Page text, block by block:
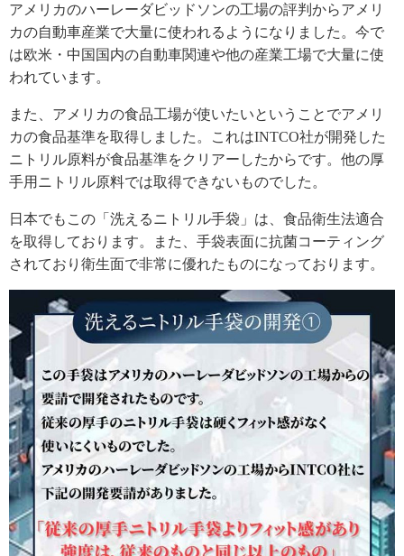
アメリカのハーレーダビッドソンの工場の評判からアメリ
カの自動車産業で大量に使われるようになりました。今で
は欧米・中国国内の自動車関連や他の産業工場で大量に使
われています。
また、アメリカの食品工場が使いたいということでアメリ
カの食品基準を取得しました。これはINTCO社が開発した
ニトリル原料が食品基準をクリアーしたからです。他の厚
手用ニトリル原料では取得できないものでした。
日本でもこの「洗えるニトリル手袋」は、食品衛生法適合
を取得しております。また、手袋表面に抗菌コーティング
されており衛生面で非常に優れたものになっております。